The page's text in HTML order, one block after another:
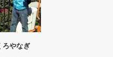
ろやなぎ